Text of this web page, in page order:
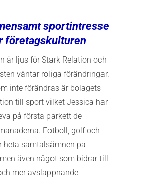
sportintresse
företagskulturen
är ljus för Stark Relation och
väntar roliga förändringar.
inte förändras är bolagets
till sport vilket Jessica har
på första parkett de
Fotboll, golf och
heta samtalsämnen på
även något som bidrar till
mer avslappnande